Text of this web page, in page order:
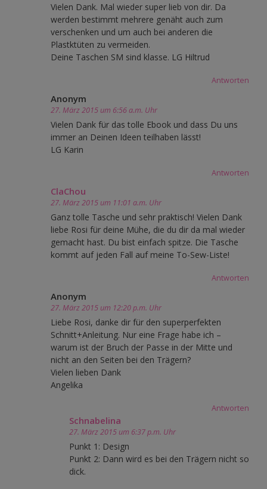
Vielen Dank. Mal wieder super lieb von dir. Da
werden bestimmt mehrere genäht auch zum
verschenken und um auch bei anderen die
Plastktüten zu vermeiden.
Deine Taschen SM sind klasse. LG Hiltrud
Antworten
Anonym
27. März 2015 um 6:56 a.m. Uhr
Vielen Dank für das tolle Ebook und dass Du uns
immer an Deinen Ideen teilhaben lässt!
LG Karin
Antworten
ClaChou
27. März 2015 um 11:01 a.m. Uhr
Ganz tolle Tasche und sehr praktisch! Vielen Dank
liebe Rosi für deine Mühe, die du dir da mal wieder
gemacht hast. Du bist einfach spitze. Die Tasche
kommt auf jeden Fall auf meine To-Sew-Liste!
Antworten
Anonym
27. März 2015 um 12:20 p.m. Uhr
Liebe Rosi, danke dir für den superperfekten
Schnitt+Anleitung. Nur eine Frage habe ich –
warum ist der Bruch der Passe in der Mitte und
nicht an den Seiten bei den Trägern?
Vielen lieben Dank
Angelika
Antworten
Schnabelina
27. März 2015 um 6:37 p.m. Uhr
Punkt 1: Design
Punkt 2: Dann wird es bei den Trägern nicht so
dick.